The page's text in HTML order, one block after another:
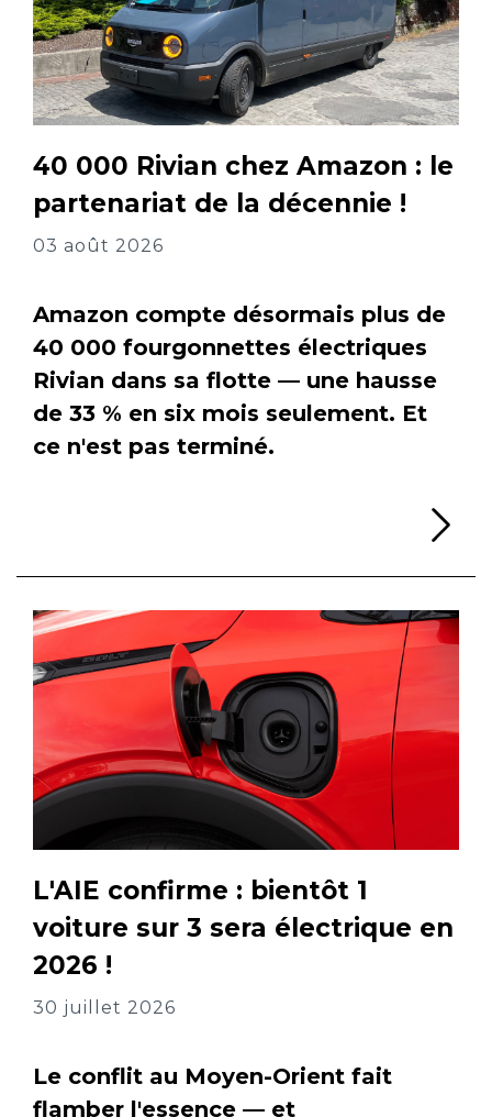
40 000 Rivian chez Amazon : le
partenariat de la décennie !
03 août 2026
Amazon compte désormais plus de
40 000 fourgonnettes électriques
Rivian dans sa flotte — une hausse
de 33 % en six mois seulement. Et
ce n'est pas terminé.
L'AIE confirme : bientôt 1
voiture sur 3 sera électrique en
2026 !
30 juillet 2026
Le conflit au Moyen-Orient fait
flamber l'essence — et